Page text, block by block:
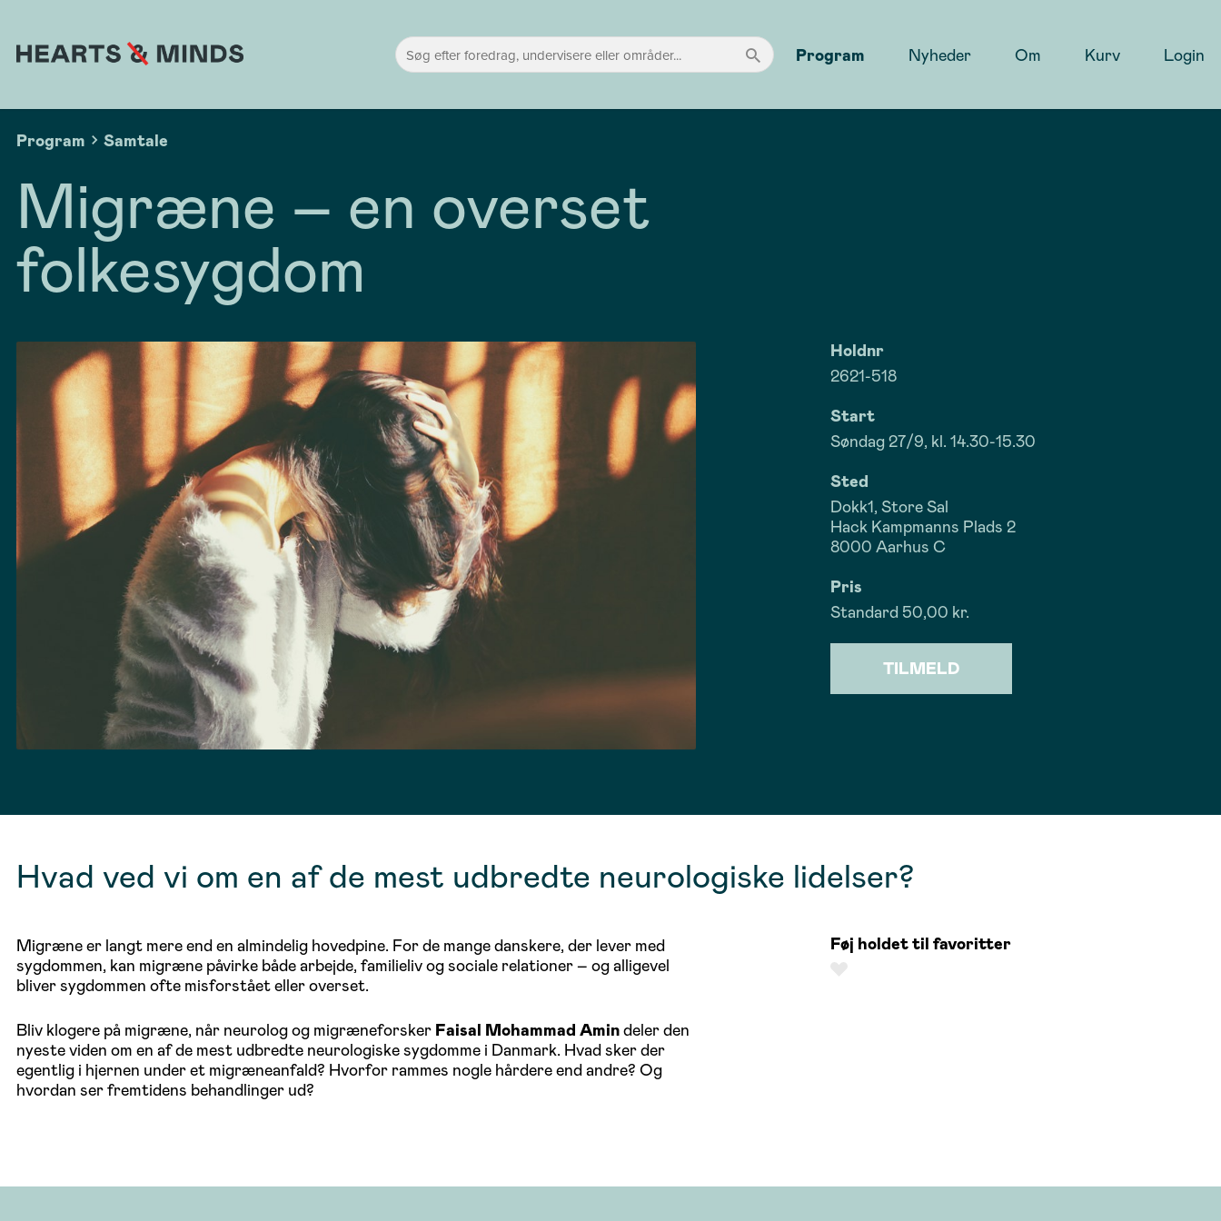
Program Nyheder Om Kurv Login
Program Samtale
Migræne – en overset
folkesygdom
Holdnr
2621-518
Start
Søndag 27/9, kl. 14.30-15.30
Sted
Dokk1, Store Sal
Hack Kampmanns Plads 2
8000 Aarhus C
Pris
Standard 50,00 kr.
TILMELD
Hvad ved vi om en af de mest udbredte neurologiske lidelser?
Migræne er langt mere end en almindelig hovedpine. For de mange danskere, der lever med
sygdommen, kan migræne påvirke både arbejde, familieliv og sociale relationer – og alligevel
bliver sygdommen ofte misforstået eller overset.
Bliv klogere på migræne, når neurolog og migræneforsker Faisal Mohammad Amindeler den
nyeste viden om en af de mest udbredte neurologiske sygdomme i Danmark. Hvad sker der
egentlig i hjernen under et migræneanfald? Hvorfor rammes nogle hårdere end andre? Og
hvordan ser fremtidens behandlinger ud?
Føj holdet til favoritter